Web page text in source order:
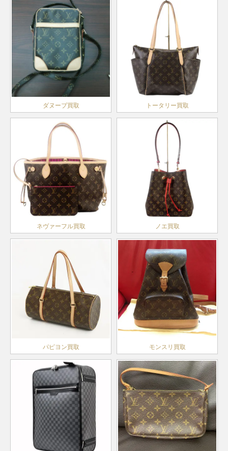
ダヌーブ買取 トータリー買取
ネヴァーフル買取 ノエ買取
パピヨン買取 モンスリ買取